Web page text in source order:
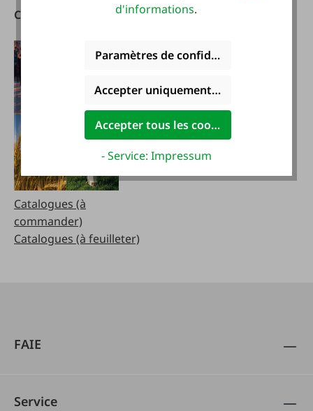
Catalogues
Catalogues (à
commander)
Catalogues (à feuilleter)
Télécharger notre
FAIE
Service
d'informations.
Paramètres de confidentialité
Accepter uniquement les cookies
Accepter tous les cookies
- Service: Impressum